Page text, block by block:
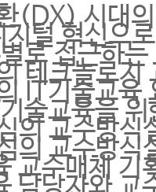
(DX) 시대
털 혁신으
로 접근하
테크놀로지
IT기술교육
술교육을
의 교수방식
의 교수방식
교수매체 기